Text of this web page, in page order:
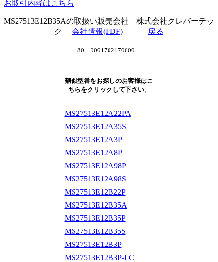
お取引内容はこちら
MS27513E12B35Aの取扱い販売会社 株式会社クレバーテッ
ク 会社情報(PDF) 戻る
80 0001702170000
類似型番をお探しのお客様はこ
ちらをクリックして下さい。
MS27513E12A22PA
MS27513E12A35S
MS27513E12A3P
MS27513E12A8P
MS27513E12A98P
MS27513E12A98S
MS27513E12B22P
MS27513E12B35A
MS27513E12B35P
MS27513E12B35S
MS27513E12B3P
MS27513E12B3P-LC